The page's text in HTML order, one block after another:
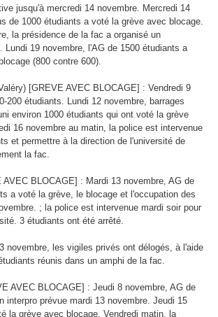
jusqu'à mercredi 14 novembre. Mercredi 14
de 1000 étudiants a voté la grève avec blocage.
la présidence de la fac a organisé un
Lundi 19 novembre, l'AG de 1500 étudiants a
(800 contre 600).
[GREVE AVEC BLOCAGE] : Vendredi 9
200 étudiants. Lundi 12 novembre, barrages
environ 1000 étudiants qui ont voté la grève
16 novembre au matin, la police est intervenue
et permettre à la direction de l'université de
la fac.
BLOCAGE] : Mardi 13 novembre, AG de
a voté la grève, le blocage et l'occupation des
; la police est intervenue mardi soir pour
3 étudiants ont été arrêté.
novembre, les vigiles privés ont délogés, à l'aide
réunis dans un amphi de la fac.
AVEC BLOCAGE] : Jeudi 8 novembre, AG de
interpro prévue mardi 13 novembre. Jeudi 15
la grève avec blocage. Vendredi matin, la